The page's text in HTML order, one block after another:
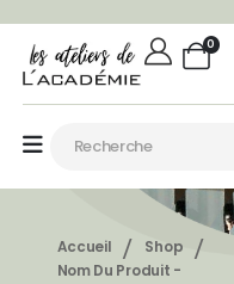
0
Accueil
Shop
Nom Du Produit -